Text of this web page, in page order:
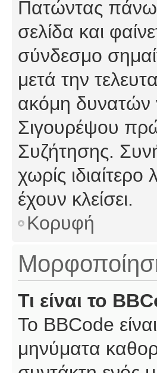
Πατώντας
σελίδα και
σύνδεσμο
μετά την
ακόμη δυνατών
Σιγουρέψου
Συζήτησης.
χωρίς
έχουν κλείσει.
Κορυφή
Τι είναι το
Το BBCode
μηνύματα